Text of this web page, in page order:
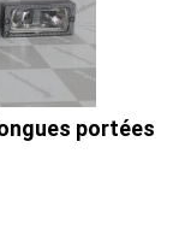
portées